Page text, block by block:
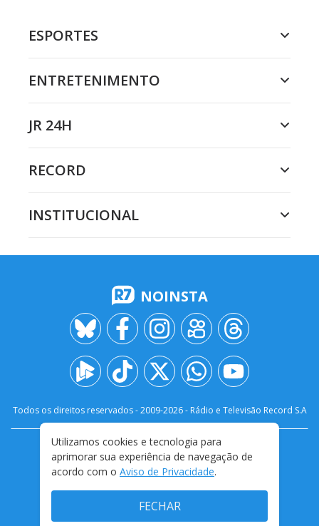
ESPORTES
ENTRETENIMENTO
JR 24H
RECORD
INSTITUCIONAL
NOINSTA
Todos os direitos reservados - 2009-2026- Rádio e Televisão Record S.A
FALE CONOSCO
PRIVACIDADE
TERMOS E CONDIÇÕES DE USO
Utilizamos cookies e tecnologia para
aprimorar sua experiência de navegação de
acordo com o Aviso de Privacidade.
FECHAR